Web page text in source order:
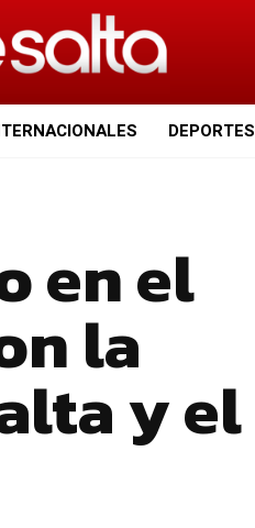
DEPORTES
en el
la
y el